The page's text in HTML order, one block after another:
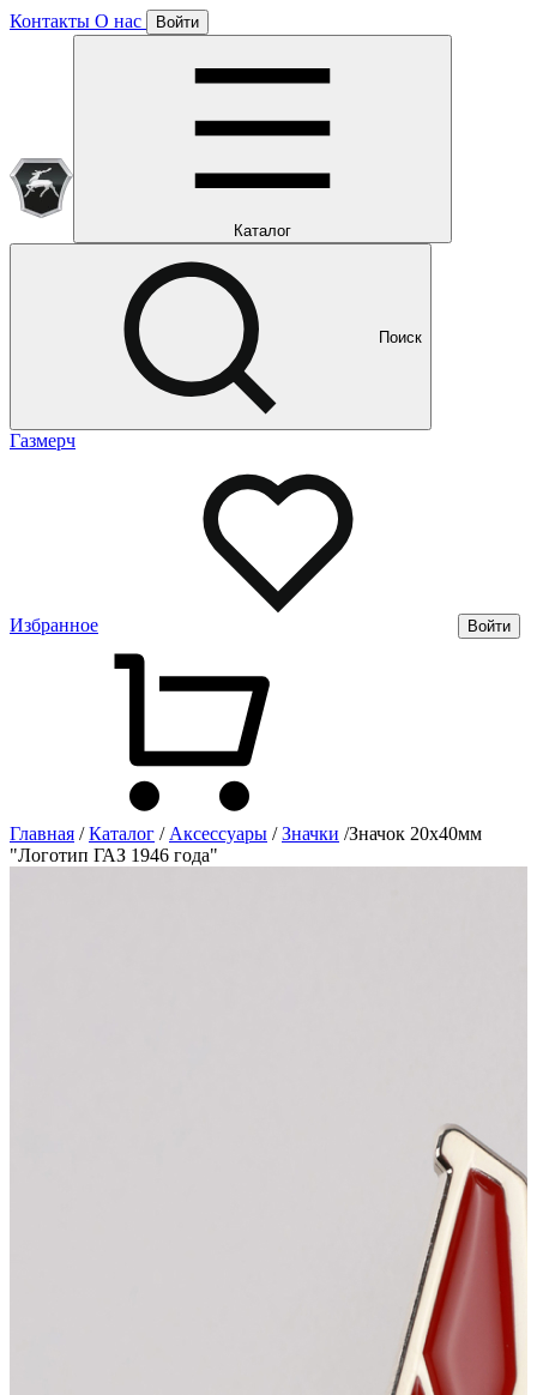
Контакты О нас Войти
Каталог
Поиск
Газмерч
Избранное Войти
Главная / Каталог / Аксессуары / Значки /Значок 20х40мм
"Логотип ГАЗ 1946 года"
Отлично!
Подписка уже оформлена